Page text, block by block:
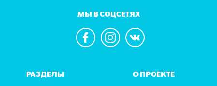
РАЗДЕЛЫ О ПРОЕКТЕ
МЫ В СОЦСЕТЯХ